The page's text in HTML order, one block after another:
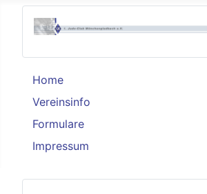
Home
Vereinsinfo
Formulare
Impressum